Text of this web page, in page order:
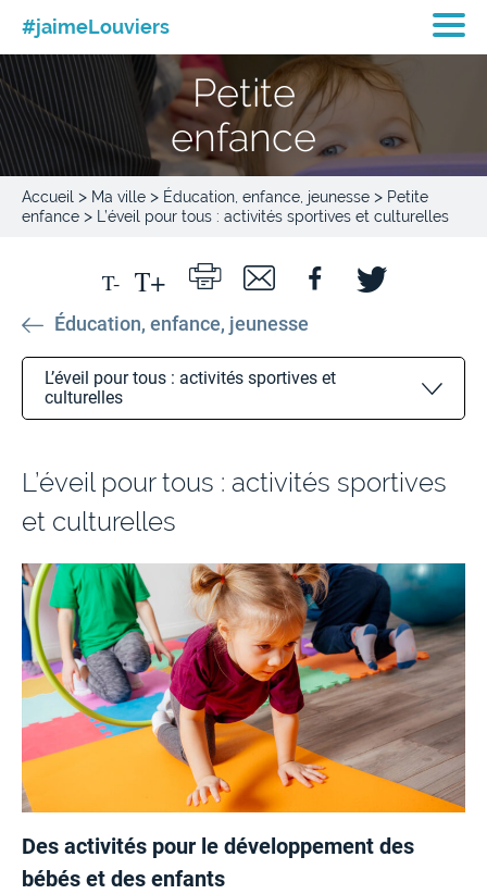
#jaimeLouviers
Petite
enfance
Accueil > Ma ville > Éducation, enfance, jeunesse > Petite
enfance > L’éveil pour tous : activités sportives et culturelles
Éducation, enfance, jeunesse
L’éveil pour tous : activités sportives et
culturelles
La crèche familiale
RPE : Le Relais Petite Enfance
L’accueil individuel chez une assistante maternelle
Les menus des crèches
L’éveil pour tous : activités sportives
et culturelles
Des activités pour le développement des
bébés et des enfants